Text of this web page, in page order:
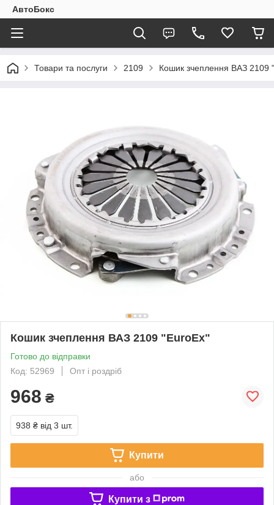
АвтоБокс
Товари та послуги 2109 Кошик зчеплення ВАЗ 2109
Кошик зчеплення ВАЗ 2109 "EuroEx"
Готово до відправки
Код: 52969
Опт і роздріб
968 ₴
938 ₴ від 3 шт.
Купити
або
Купити з